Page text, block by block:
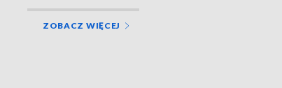
ZOBACZ WIĘCEJ